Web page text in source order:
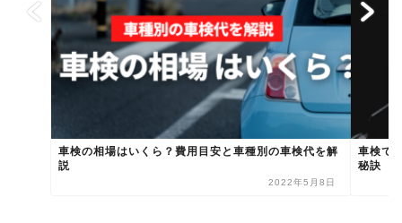
車検の相場はいくら？費用目安と車種別の車検代を解
説
2022年5月8日
車検で
秘訣